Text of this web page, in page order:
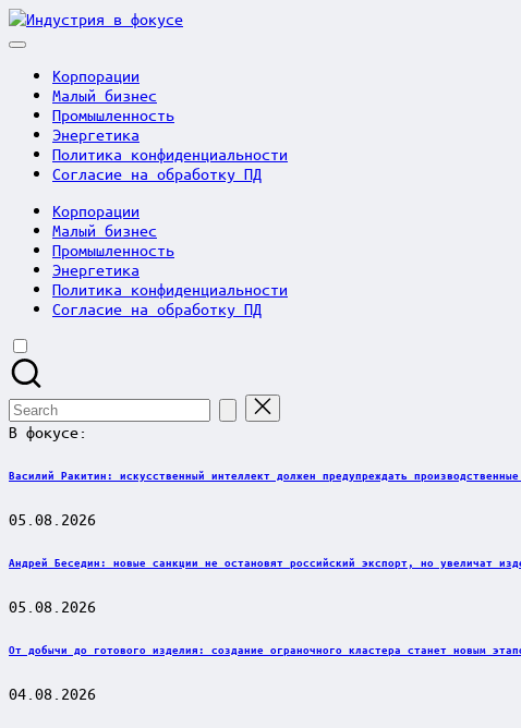
Skip
to
Индустрия
фокусе
Корпорации
Малый бизнес
Промышленность
Энергетика
Политика конфиденциальности
Согласие на обработку ПД
Корпорации
Малый бизнес
Промышленность
Энергетика
Политика конфиденциальности
Согласие на обработку ПД
Search
for:
В фокусе:
Василий Ракитин: искусственный интеллект должен предупреждать
05.08.2026
Андрей Беседин: новые санкции не остановят российский экспорт, но увеличат
05.08.2026
От добычи до готового изделия: создание ограночного кластера станет новым
04.08.2026